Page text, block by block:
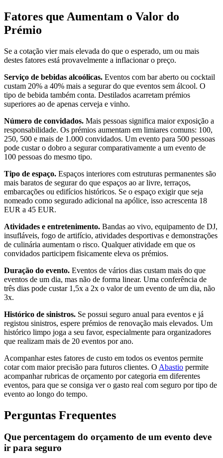
Fatores que Aumentam o Valor do
Prémio
Se a cotação vier mais elevada do que o esperado, um ou mais
destes fatores está provavelmente a inflacionar o preço.
Serviço de bebidas alcoólicas. Eventos com bar aberto ou cocktail
custam 20% a 40% mais a segurar do que eventos sem álcool. O
tipo de bebida também conta. Destilados acarretam prémios
superiores ao de apenas cerveja e vinho.
Número de convidados. Mais pessoas significa maior exposição a
responsabilidade. Os prémios aumentam em limiares comuns: 100,
250, 500 e mais de 1.000 convidados. Um evento para 500 pessoas
pode custar o dobro a segurar comparativamente a um evento de
100 pessoas do mesmo tipo.
Tipo de espaço. Espaços interiores com estruturas permanentes são
mais baratos de segurar do que espaços ao ar livre, terraços,
embarcações ou edifícios históricos. Se o espaço exigir que seja
nomeado como segurado adicional na apólice, isso acrescenta 18
EUR a 45 EUR.
Atividades e entretenimento. Bandas ao vivo, equipamento de DJ,
insufláveis, fogo de artifício, atividades desportivas e demonstrações
de culinária aumentam o risco. Qualquer atividade em que os
convidados participem fisicamente eleva os prémios.
Duração do evento. Eventos de vários dias custam mais do que
eventos de um dia, mas não de forma linear. Uma conferência de
três dias pode custar 1,5x a 2x o valor de um evento de um dia, não
3x.
Histórico de sinistros. Se possui seguro anual para eventos e já
registou sinistros, espere prémios de renovação mais elevados. Um
histórico limpo joga a seu favor, especialmente para organizadores
que realizam mais de 20 eventos por ano.
Acompanhar estes fatores de custo em todos os eventos permite
cotar com maior precisão para futuros clientes. O Abastio permite
acompanhar rubricas de orçamento por categoria em diferentes
eventos, para que se consiga ver o gasto real com seguro por tipo de
evento ao longo do tempo.
Perguntas Frequentes
Que percentagem do orçamento de um evento deve
ir para seguro